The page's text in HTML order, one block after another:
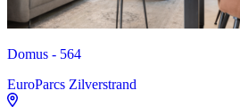
Domus - 564
EuroParcs Zilverstrand